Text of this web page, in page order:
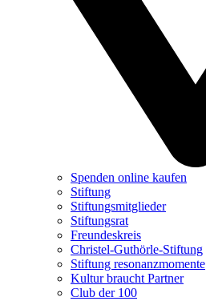
Spenden online kaufen
Stiftung
Stiftungsmitglieder
Stiftungsrat
Freundeskreis
Christel-Guthörle-Stiftung
Stiftung resonanzmomente
Kultur braucht Partner
Club der 100